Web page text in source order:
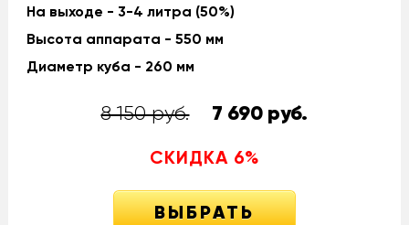
На выходе - 3-4 литра (50%)
Высота аппарата - 550 мм
Диаметр куба - 260 мм
8 150 руб. 7 690 руб.
СКИДКА 6%
ВЫБРАТЬ